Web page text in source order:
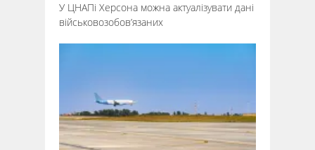
У ЦНАПі Херсона можна актуалізувати дані
військовозобов’язаних